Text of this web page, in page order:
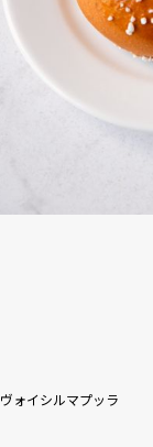
ヴォイシルマプッラ